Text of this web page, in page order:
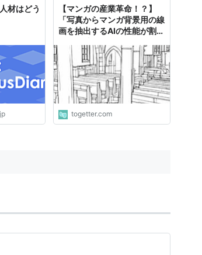
ら...
材はどう
【マンガの産業革命！？】
「写真からマンガ背景用の線
画を抽出するAIの性能が割と
togetter.com